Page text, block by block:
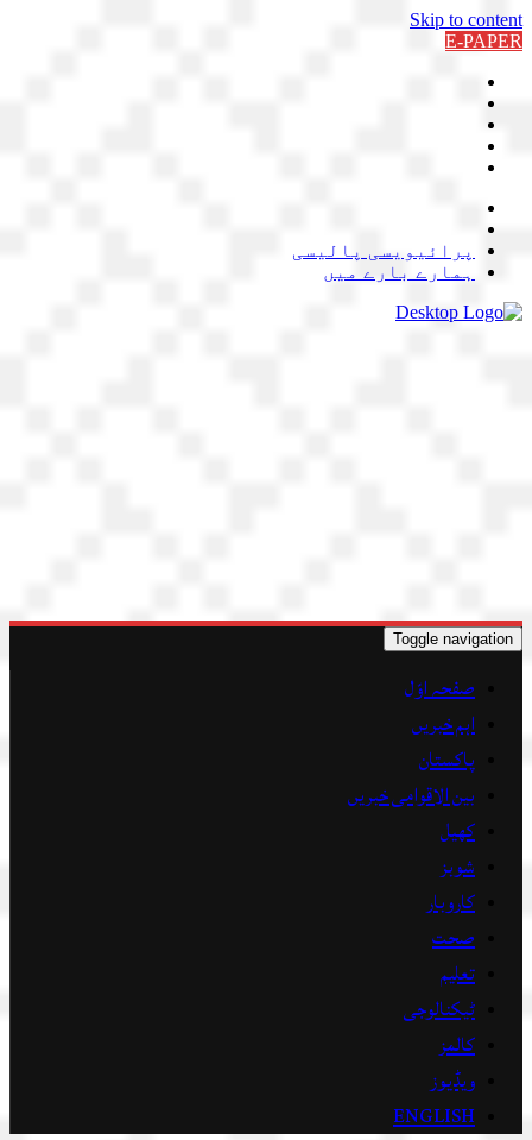
Skip to content
E-PAPER
پرائیویسی پالیسی
ہمارے بارے میں
Toggle navigation
صفحہ اوّل
اہم خبریں
پاکستان
بین الاقوامی خبریں
کھیل
شوبز
کاروبار
صحت
تعلیم
ٹیکنالوجی
کالمز
ویڈیوز
ENGLISH